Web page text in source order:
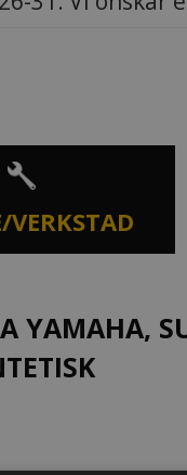
VERKSTAD
YAMAHA,